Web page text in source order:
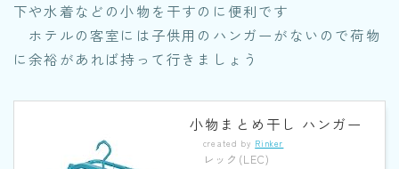
下や水着などの小物を干すのに便利です
ホテルの客室には子供用のハンガーがないので荷物
に余裕があれば持って行きましょう
小物まとめ干し ハンガー
created by Rinker
レック(LEC)